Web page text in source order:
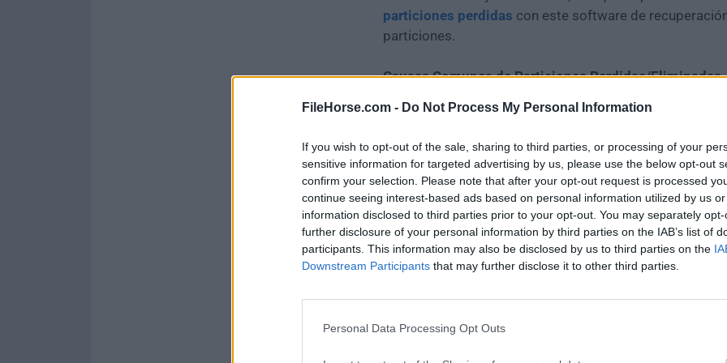
FileHorse.com - Do Not Process My Personal Information
If you wish to opt-out of the sale, sharing to third parties, or processing of your
sensitive information for targeted advertising by us, please use the below opt-out
confirm your selection. Please note that after your opt-out request is processed
continue seeing interest-based ads based on personal information utilized by us
information disclosed to third parties prior to your opt-out. You may separately
further disclosure of your personal information by third parties on the IAB’s list of
participants. This information may also be disclosed by us to third parties on the
Downstream Participants that may further disclose it to other third parties.
Personal Data Processing Opt Outs
particiones perdidas con este software de
particiones.
Causas Comunes de Particiones Perdidas/Eliminadas
Operación Incorrecta
intentaba limpiar una partición específica.
Tabla de Particiones Corrupta
Sucede que la tabla de particiones puede dañarse por
corromperse, lo que puede llevar a una partición
A veces, un fallo de energía puede hacer que la